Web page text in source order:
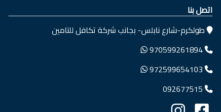
اتصل بنا
طولكرم-شارع نابلس- بجانب شركة تكافل للتامين
970599261894
972599654103
092677515